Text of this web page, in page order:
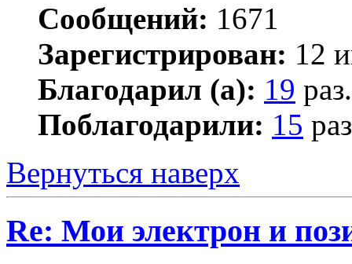
Сообщений: 1671
Зарегистрирован: 12
Благодарил (а): 19 раз.
Поблагодарили: 15
Вернуться наверх
Re: Мои электрон и